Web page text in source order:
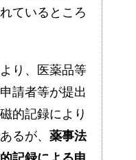
ているところ
り、医薬品等
請者等が提出
的記録により
るが、薬事法